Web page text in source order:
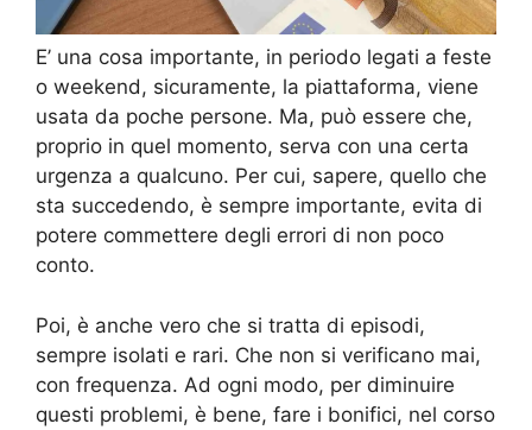
E’ una cosa importante, in periodo legati a feste
o weekend, sicuramente, la piattaforma, viene
usata da poche persone. Ma, può essere che,
proprio in quel momento, serva con una certa
urgenza a qualcuno. Per cui, sapere, quello che
sta succedendo, è sempre importante, evita di
potere commettere degli errori di non poco
conto.
Poi, è anche vero che si tratta di episodi,
sempre isolati e rari. Che non si verificano mai,
con frequenza. Ad ogni modo, per diminuire
questi problemi, è bene, fare i bonifici, nel corso